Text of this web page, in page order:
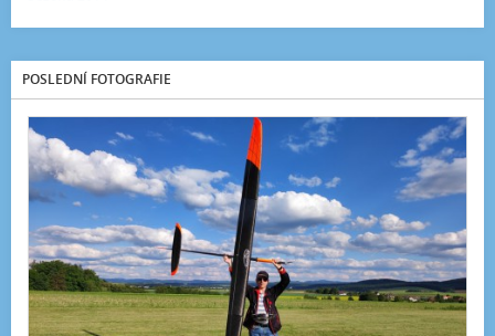
POSLEDNÍ FOTOGRAFIE